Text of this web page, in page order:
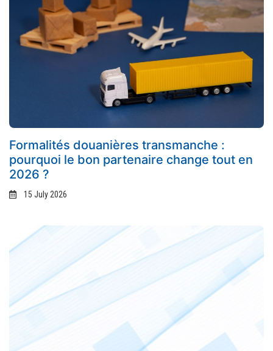
Formalités douanières transmanche :
pourquoi le bon partenaire change tout en
2026 ?
15 July 2026